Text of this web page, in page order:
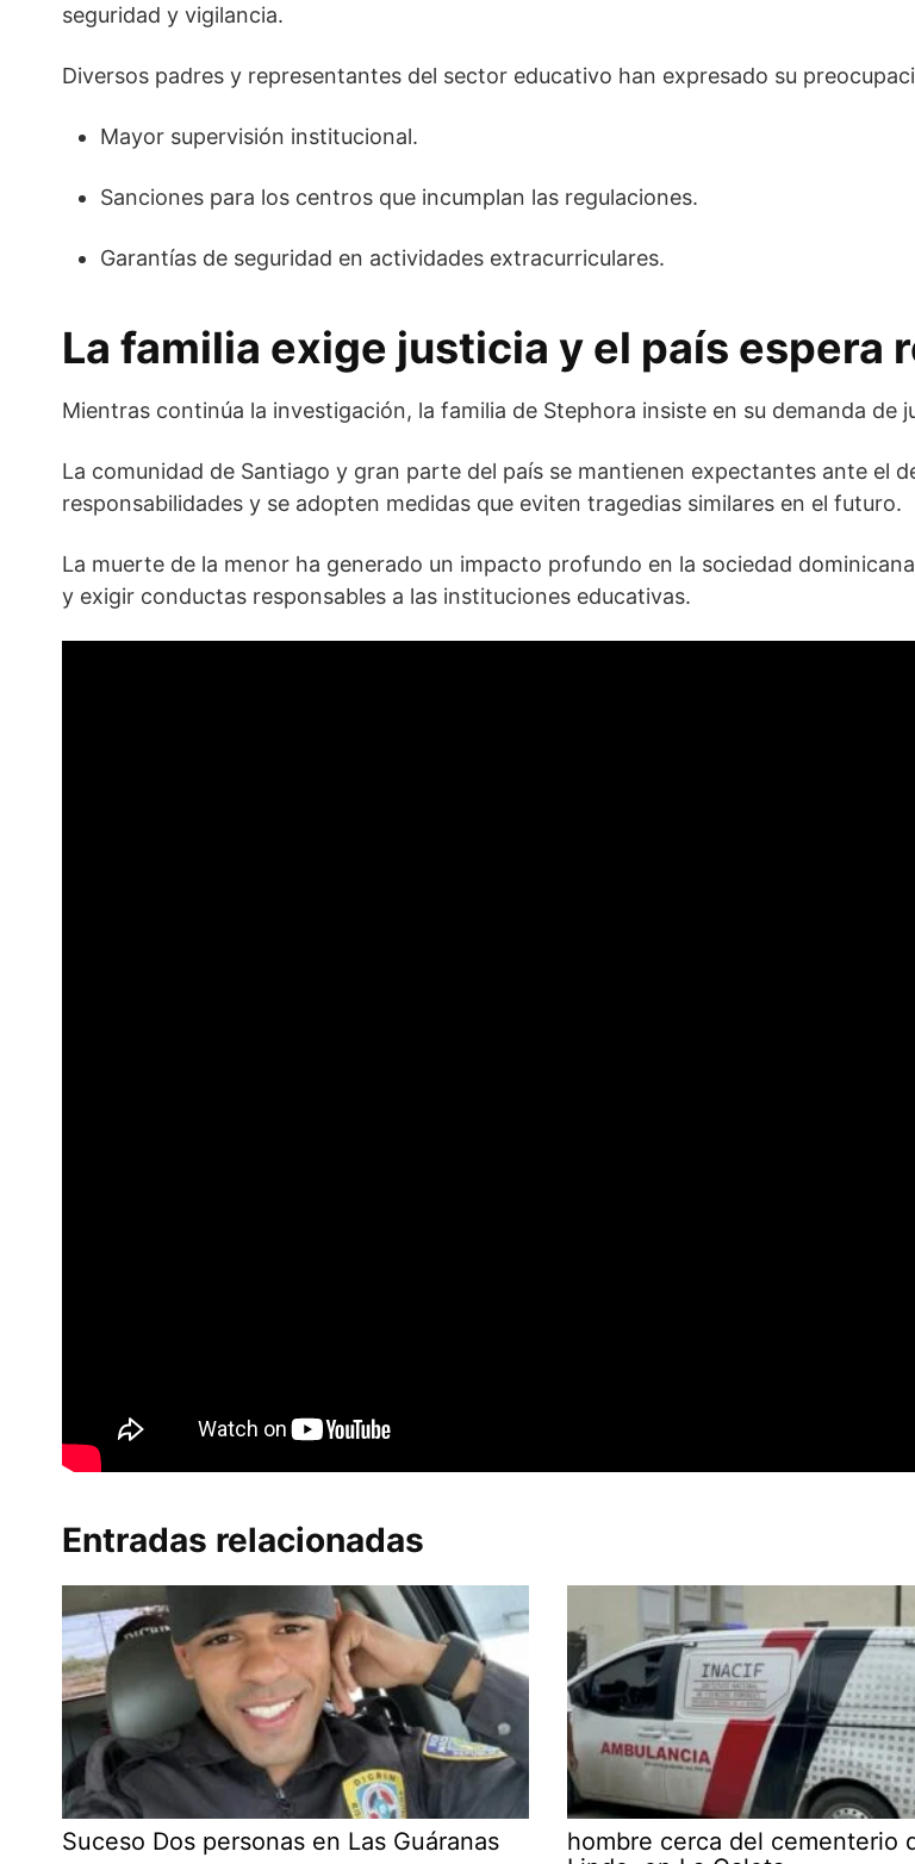
seguridad y vigilancia.
Diversos padres y representantes del sector educativo han expresado su
Mayor supervisión institucional.
Sanciones para los centros que incumplan las regulaciones.
Garantías de seguridad en actividades extracurriculares.
La familia exige justicia y el país espera
Mientras continúa la investigación, la familia de Stephora insiste en su demanda de
La comunidad de Santiago y gran parte del país se mantienen expectantes ante el
responsabilidades y se adopten medidas que eviten tragedias similares en el futuro.
La muerte de la menor ha generado un impacto profundo en la sociedad
y exigir conductas responsables a las instituciones educativas.
Entradas relacionadas
Suceso Dos personas en Las Guáranas
hombre cerca del cementerio